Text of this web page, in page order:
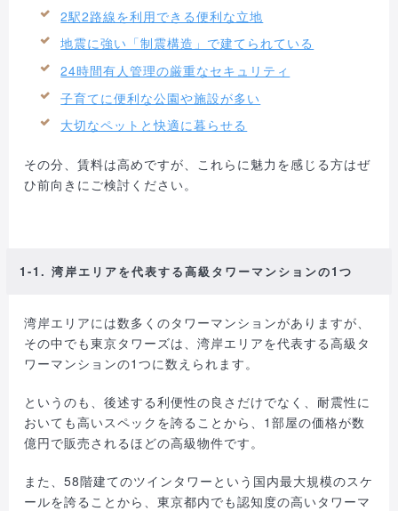
2駅2路線を利用できる便利な立地
地震に強い「制震構造」で建てられている
24時間有人管理の厳重なセキュリティ
子育てに便利な公園や施設が多い
大切なペットと快適に暮らせる
その分、賃料は高めですが、これらに魅力を感じる方はぜ
ひ前向きにご検討ください。
1-1. 湾岸エリアを代表する高級タワーマンションの1つ
湾岸エリアには数多くのタワーマンションがありますが、
その中でも東京タワーズは、湾岸エリアを代表する高級タ
ワーマンションの1つに数えられます。
というのも、後述する利便性の良さだけでなく、耐震性に
おいても高いスペックを誇ることから、1部屋の価格が数
億円で販売されるほどの高級物件です。
また、58階建てのツインタワーという国内最大規模のスケ
ールを誇ることから、東京都内でも認知度の高いタワーマ